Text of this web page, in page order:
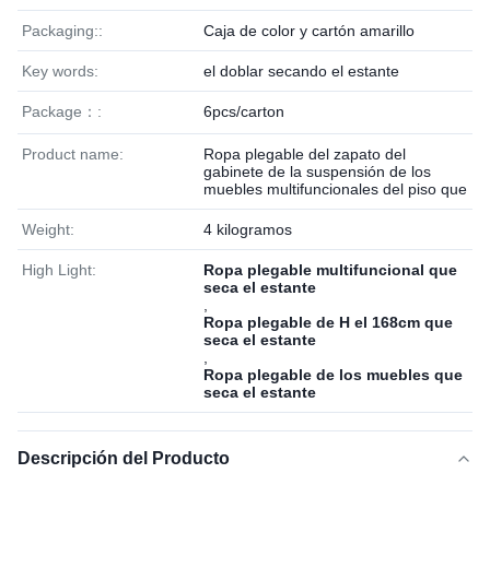
Packaging:: Caja de color y cartón amarillo
Key words: el doblar secando el estante
Package：: 6pcs/carton
Product name:
Ropa plegable del zapato del
gabinete de la suspensión de los
muebles multifuncionales del piso que
Weight: 4 kilogramos
High Light:
Ropa plegable multifuncional que
seca el estante
Ropa plegable de H el 168cm que
seca el estante
Ropa plegable de los muebles que
seca el estante
Descripción del Producto